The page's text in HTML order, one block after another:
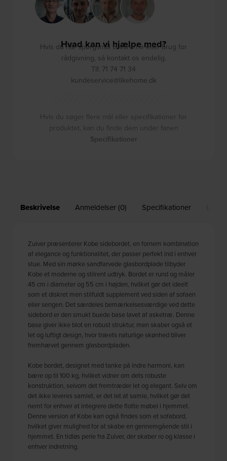
Beskrivelse Anmeldelser (0) Specifikationer
Zuiver præsenterer Kobe sidebordet, en fornem kombination
af elegance og funktionalitet, der passer perfekt ind i enhver
stue. Med sin mørke sandfarvede glasbordplade tilbyder
Kobe et moderne og stilrent udtryk. Bordet er rund og måler
45 cm i diameter og 55 cm i højden, hvilket gør det ideelt
som et diskret men stilfuldt supplement ved siden af sofaen
eller sengen. Det særdeles bemærkelsesværdige ved dette
sidebord er den smukt buede base lavet af asketræ. Denne
base giver ikke blot en robust struktur, men skaber også et
let og luftigt design, hvor træets naturlige skønhed bliver
fremhævet gennem glasbordpladen.
Kobe bordet, designet med tanke på indre harmoni, kan
bære op til 100 kg, hvilket vidner om dets robuste
konstruktion, selvom det fremtræder let og elegant. Selv om
det ikke leveres samlet, er det let at samle, hvilket gør det
nemt for enhver at integrere dette flotte møbel i hjemmet.
Denne version af Kobe kan også findes som et sofabord,
hvilket giver mulighed for at skabe en gennemgående stil i
hjemmet. En tidløs perle fra Zuiver, der skaber ro og klasse i
enhver indretning.
Hvad kan vi hjælpe med?
Hvis du har spørgsmål til varerne eller brug for
rådgivning, så kontakt os endelig.
Tlf. 71 74 71 34
kundeservice@likehome.dk
Hvis du søger flere mål eller specifikationer for
produktet, kan du finde dem under fanen
Specifikationer